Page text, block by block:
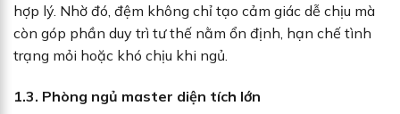
hợp lý. Nhờ đó, đệm không chỉ tạo cảm giác dễ chịu mà
còn góp phần duy trì tư thế nằm ổn định, hạn chế tình
trạng mỏi hoặc khó chịu khi ngủ.
1.3. Phòng ngủ master diện tích lớn